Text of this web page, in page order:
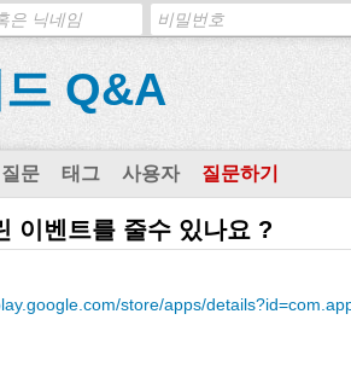
Q&A
문 태그 사용자 질문하기
이벤트를 줄수 있나요 ?
store/apps/